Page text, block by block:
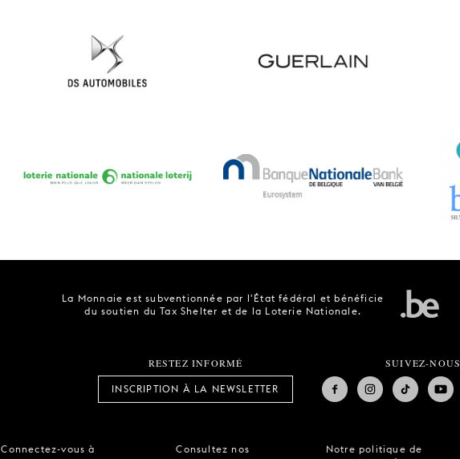
La Monnaie est subventionnée par l'État fédéral et bénéficie
du soutien du Tax Shelter et de la Loterie Nationale.
RESTEZ INFORMÉ
INSCRIPTION À LA NEWSLETTER
SUIVEZ-NOUS
Connectez-vous à
Consultez nos
Notre politique de